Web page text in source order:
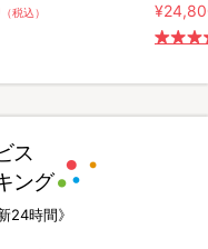
（税込）
ス
ング
24時間》